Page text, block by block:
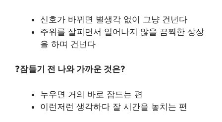
신호가 바뀌면 별생각 없이 그냥 건넌다
주위를 살피면서 일어나지 않을 끔찍한 상상
을 하며 건넌다
❓잠들기 전 나와 가까운 것은?
누우면 거의 바로 잠드는 편
이런저런 생각하다 잘 시간을 놓치는 편